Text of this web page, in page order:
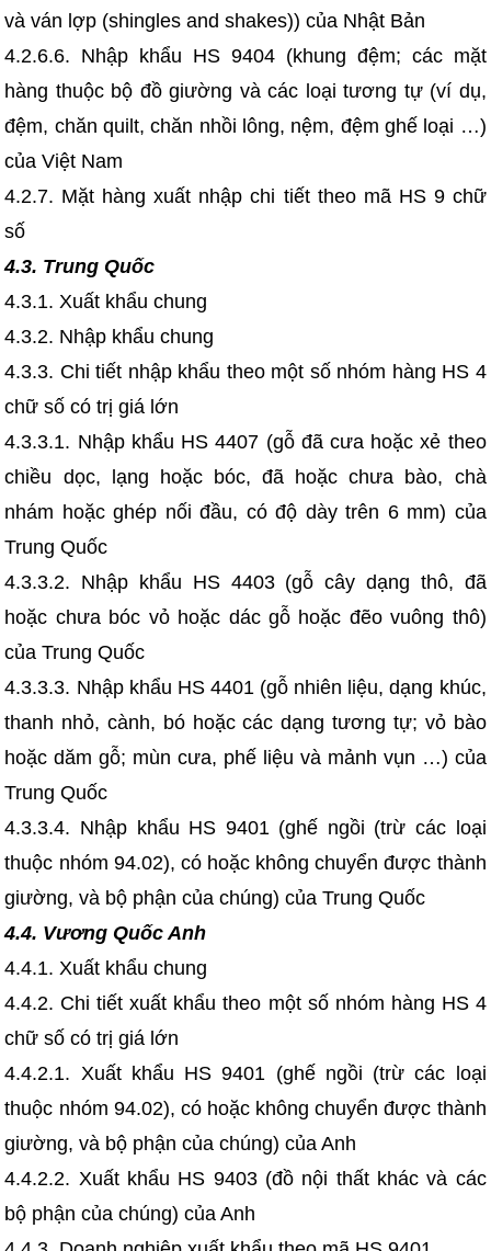
và ván lợp (shingles and shakes)) của Nhật Bản
4.2.6.6. Nhập khẩu HS 9404 (khung đệm; các mặt
hàng thuộc bộ đồ giường và các loại tương tự (ví dụ,
đệm, chăn quilt, chăn nhồi lông, nệm, đệm ghế loại …)
của Việt Nam
4.2.7. Mặt hàng xuất nhập chi tiết theo mã HS 9 chữ
số
4.3. Trung Quốc
4.3.1. Xuất khẩu chung
4.3.2. Nhập khẩu chung
4.3.3. Chi tiết nhập khẩu theo một số nhóm hàng HS 4
chữ số có trị giá lớn
4.3.3.1. Nhập khẩu HS 4407 (gỗ đã cưa hoặc xẻ theo
chiều dọc, lạng hoặc bóc, đã hoặc chưa bào, chà
nhám hoặc ghép nối đầu, có độ dày trên 6 mm) của
Trung Quốc
4.3.3.2. Nhập khẩu HS 4403 (gỗ cây dạng thô, đã
hoặc chưa bóc vỏ hoặc dác gỗ hoặc đẽo vuông thô)
của Trung Quốc
4.3.3.3. Nhập khẩu HS 4401 (gỗ nhiên liệu, dạng khúc,
thanh nhỏ, cành, bó hoặc các dạng tương tự; vỏ bào
hoặc dăm gỗ; mùn cưa, phế liệu và mảnh vụn …) của
Trung Quốc
4.3.3.4. Nhập khẩu HS 9401 (ghế ngồi (trừ các loại
thuộc nhóm 94.02), có hoặc không chuyển được thành
giường, và bộ phận của chúng) của Trung Quốc
4.4. Vương Quốc Anh
4.4.1. Xuất khẩu chung
4.4.2. Chi tiết xuất khẩu theo một số nhóm hàng HS 4
chữ số có trị giá lớn
4.4.2.1. Xuất khẩu HS 9401 (ghế ngồi (trừ các loại
thuộc nhóm 94.02), có hoặc không chuyển được thành
giường, và bộ phận của chúng) của Anh
4.4.2.2. Xuất khẩu HS 9403 (đồ nội thất khác và các
bộ phận của chúng) của Anh